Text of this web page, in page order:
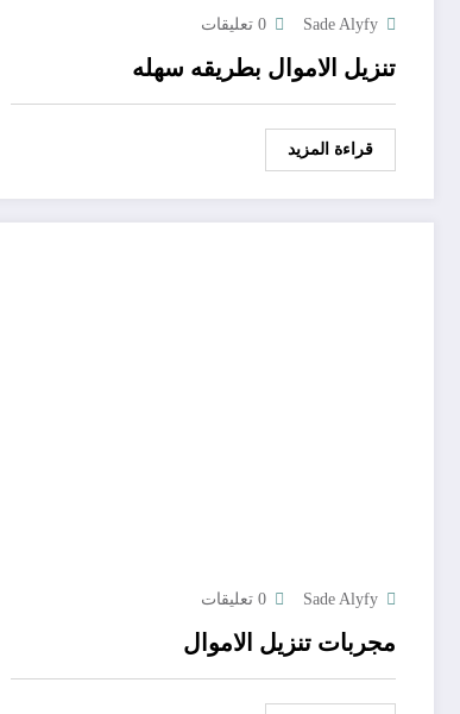
Sade Alyfy 0 تعليقات
تنزيل الاموال بطريقه سهله
قراءة المزيد
Sade Alyfy 0 تعليقات
مجربات تنزيل الاموال